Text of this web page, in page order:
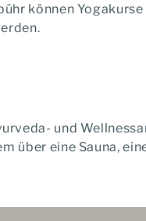
können
und
über eine Sauna,